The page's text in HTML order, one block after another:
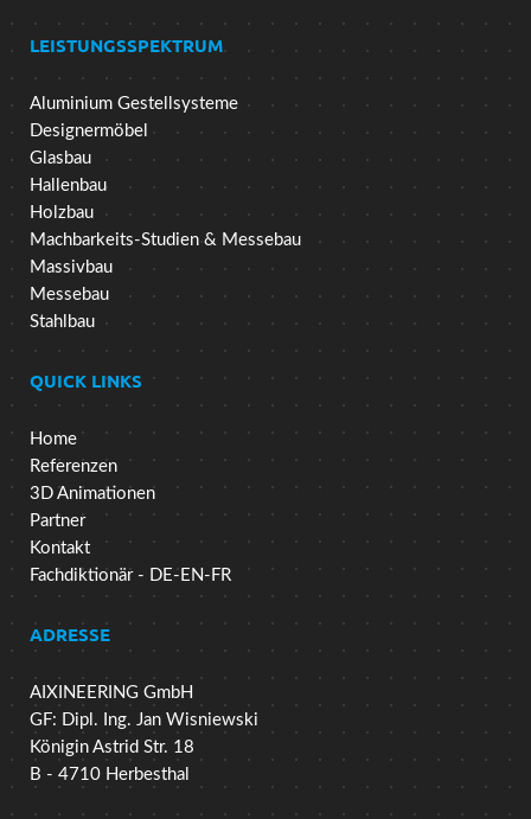
LEISTUNGSSPEKTRUM
Aluminium Gestellsysteme
Designermöbel
Glasbau
Hallenbau
Holzbau
Machbarkeits-Studien & Messebau
Massivbau
Messebau
Stahlbau
QUICK LINKS
Home
Referenzen
3D Animationen
Partner
Kontakt
Fachdiktionär - DE-EN-FR
ADRESSE
AIXINEERING GmbH
GF: Dipl. Ing. Jan Wisniewski
Königin Astrid Str. 18
B - 4710 Herbesthal